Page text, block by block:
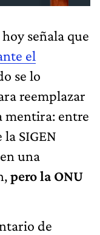
señala que
el
se lo
reemplazar
mentira: entre
SIGEN
una
pero la ONU
de